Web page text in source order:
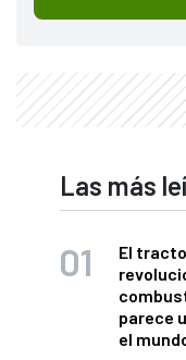
Las más
El
parece
el